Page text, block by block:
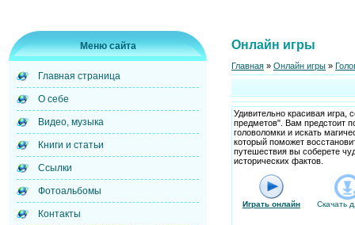
Меню сайта
Главная страница
О себе
Видео, музыка
Книги и статьи
Ссылки
Фотоальбомы
Контакты
Онлайн игры
Главная » Онлайн игры »
Удивительно красивая игра,
предметов". Вам предстоит
головоломки и искать
который поможет
путешествия вы соберете
исторических фактов.
Играть онлайн Скачать